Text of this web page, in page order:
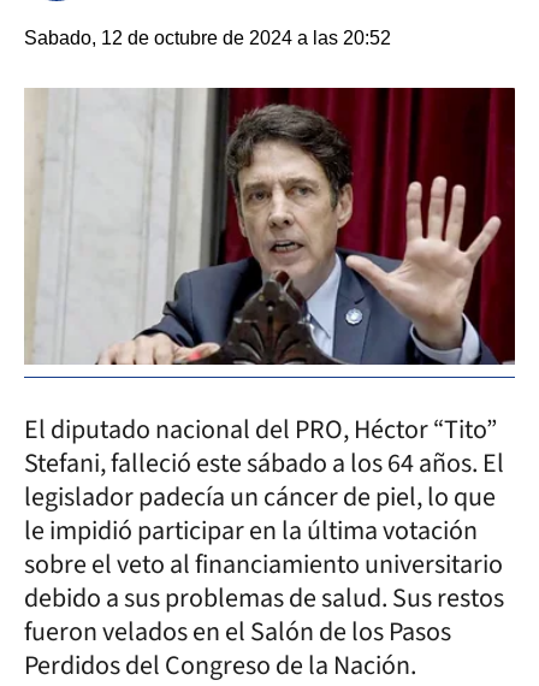
Sabado, 12 de octubre de 2024 a las 20:52
El diputado nacional del PRO, Héctor “Tito”
Stefani, falleció este sábado a los 64 años. El
legislador padecía un cáncer de piel, lo que
le impidió participar en la última votación
sobre el veto al financiamiento universitario
debido a sus problemas de salud. Sus restos
fueron velados en el Salón de los Pasos
Perdidos del Congreso de la Nación.